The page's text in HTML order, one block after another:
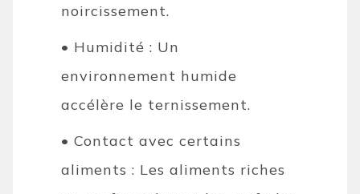
noircissement.
• Humidité : Un
environnement humide
accélère le ternissement.
• Contact avec certains
aliments : Les aliments riches